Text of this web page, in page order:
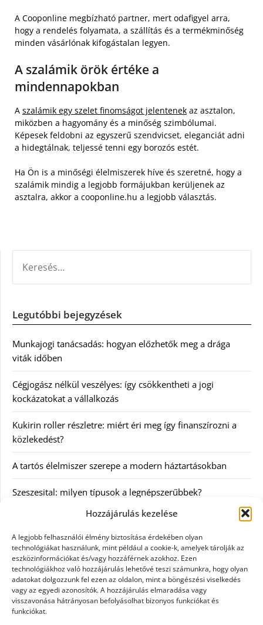
Hozzájárulás kezelése
A legjobb felhasználói élmény biztosítása érdekében olyan
technológiákat használunk, mint például a cookie-k, amelyek tárolják az
eszközinformációkat és/vagy hozzáférnek azokhoz. Ezen
technológiákhoz való hozzájárulás lehetővé teszi számunkra, hogy olyan
adatokat dolgozzunk fel ezen az oldalon, mint a böngészési viselkedés
vagy az egyedi azonosítók. A hozzájárulás elmaradása vagy
visszavonása hátrányosan befolyásolhat bizonyos funkciókat és
funkciókat.
A Cooponline megbízható partner, mert odafigyel arra,
hogy a rendelés folyamata, a szállítás és a termékminőség
minden vásárlónak kifogástalan legyen.
A szalámik örök értéke a
mindennapokban
A szalámik egy szelet finomságot jelentenek az asztalon,
miközben a hagyomány és a minőség szimbólumai.
Képesek feldobni az egyszerű szendvicset, eleganciát adni
a hidegtálnak, teljessé tenni egy borozós estét.
Ha Ön is a minőségi élelmiszerek híve és szeretné, hogy a
szalámik mindig a legjobb formájukban kerüljenek az
asztalra, akkor a cooponline.hu a legjobb választás.
Legutóbbi bejegyzések
Munkajogi tanácsadás: hogyan előzhetők meg a drága
viták időben
Cégjogász nélkül veszélyes: így csökkentheti a jogi
kockázatokat a vállalkozás
Kukirin roller részletre: miért éri meg így finanszírozni a
közlekedést?
A tartós élelmiszer szerepe a modern háztartásokban
Szeszesital: milyen típusok a legnépszerűbbek?
Egyéb
Irodalom
Szolgáltatás